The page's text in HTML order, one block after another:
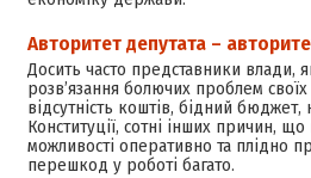
Авторитет депутата –
Досить часто представники влади,
розв’язання болючих проблем
відсутність коштів, бідний бюджет,
Конституції, сотні інших причин,
можливості оперативно та плідно
перешкод у роботі багато.